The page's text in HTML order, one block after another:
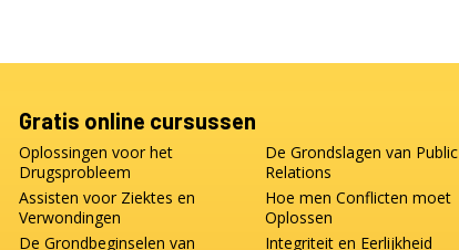
Gratis online cursussen
Oplossingen voor het
Drugsprobleem
Assisten voor Ziektes en
Verwondingen
De Grondbeginselen van
De Grondslagen van Public
Relations
Hoe men Conflicten moet
Oplossen
Integriteit en Eerlijkheid